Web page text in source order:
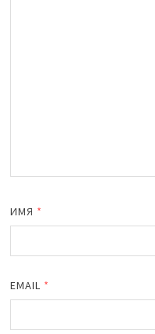
ИМЯ *
EMAIL *